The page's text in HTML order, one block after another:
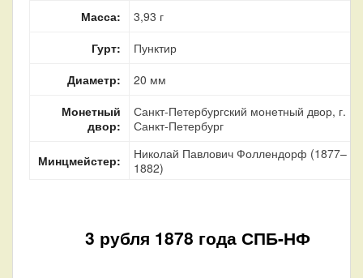
Масса:
3,93 г
Гурт:
Пунктир
Диаметр:
20 мм
Монетный
двор:
Санкт-Петербургский монетный двор, г.
Санкт-Петербург
Минцмейстер:
Николай Павлович Фоллендорф (1877–
1882)
3 рубля 1878 года СПБ-НФ